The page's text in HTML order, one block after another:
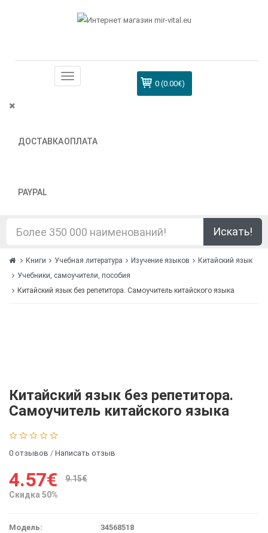
ДОСТАВКАОПЛАТА
PAYPAL
0 (0.00€)
Искать!
Книги Учебная литература Изучение языков
Китайский язык
Учебники, самоучители, пособия
Китайский язык без репетитора. Самоучитель китайского языка
Китайский язык без репетитора.
Самоучитель китайского языка
0 отзывов / Написать отзыв
4.57€
9.15€
Скидка 50%
Модель:
34568518